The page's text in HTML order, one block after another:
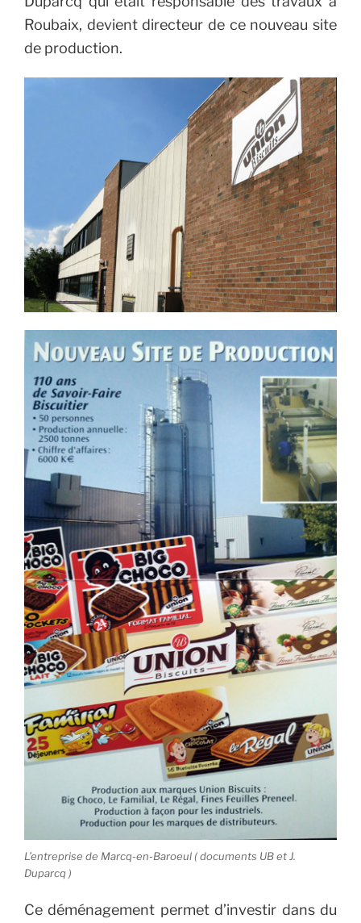
Roubaix, devient directeur de ce nouveau site
de production.
L’entreprise de Marcq-en-Baroeul ( documents UB et J.
Duparcq )
Ce déménagement permet d’investir dans du